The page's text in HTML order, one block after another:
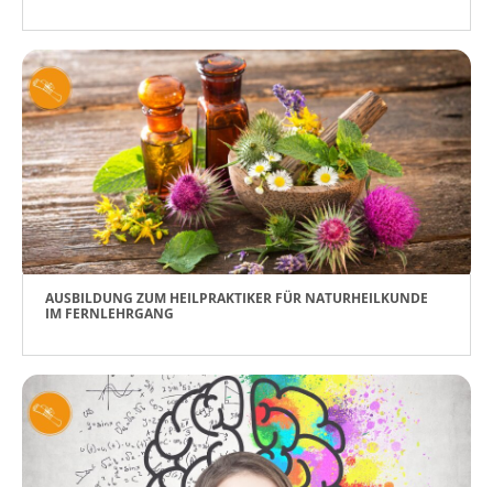
AUSBILDUNG ZUM HEILPRAKTIKER FÜR NATURHEILKUNDE
IM FERNLEHRGANG